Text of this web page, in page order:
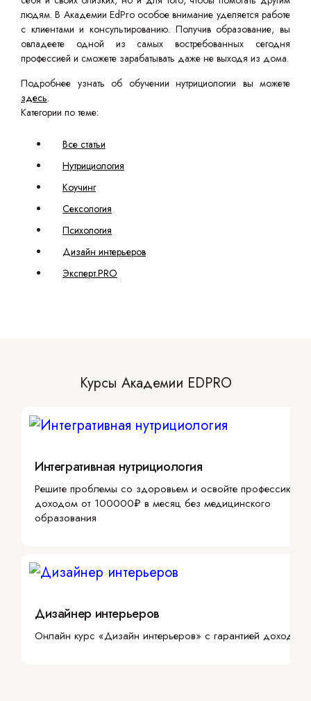
людям. В Академии EdPro особое внимание уделяется работе
с клиентами и консультированию. Получив образование, вы
овладеете одной из самых востребованных сегодня
профессией и сможете зарабатывать даже не выходя из дома.
Подробнее узнать об обучении нутрициологии вы можете
здесь.
Категории по теме:
Все статьи
Нутрициология
Коучинг
Сексология
Психология
Дизайн интерьеров
Эксперт.PRO
Курсы Академии EDPRO
Интегративная нутрициология
Решите проблемы со здоровьем и освойте профессию с
доходом от 100000₽ в месяц без медицинского
образования
Дизайнер интерьеров
Онлайн курс «Дизайн интерьеров» с гарантией дохода